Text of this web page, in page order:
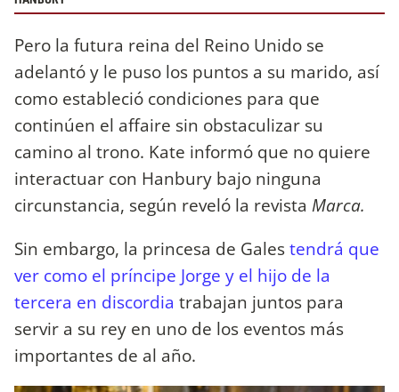
Pero la futura reina del Reino Unido se
adelantó y le puso los puntos a su marido, así
como estableció condiciones para que
continúen el affaire sin obstaculizar su
camino al trono. Kate informó que no quiere
interactuar con Hanbury bajo ninguna
circunstancia, según reveló la revista Marca.
Sin embargo, la princesa de Galestendrá que
ver como el príncipe Jorge y el hijo de la
tercera en discordia trabajan juntos para
servir a su rey en uno de los eventos más
importantes de al año.